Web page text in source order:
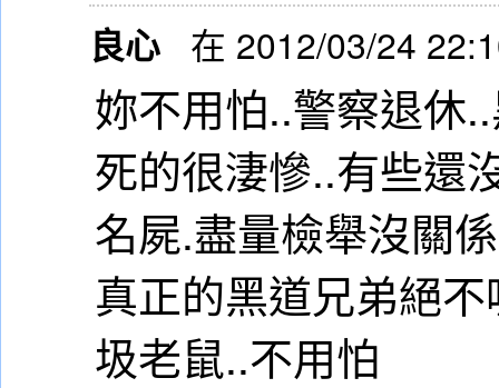
良心 在 2012/03/24
妳不用怕..警察退休
死的很淒慘..有些還
名屍.盡量檢舉沒關
真正的黑道兄弟絕
圾老鼠..不用怕